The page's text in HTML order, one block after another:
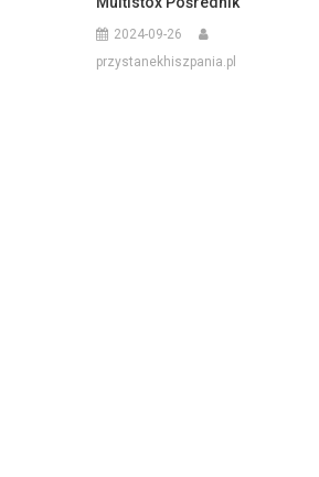
2024-09-26
przystanekhiszpania.pl